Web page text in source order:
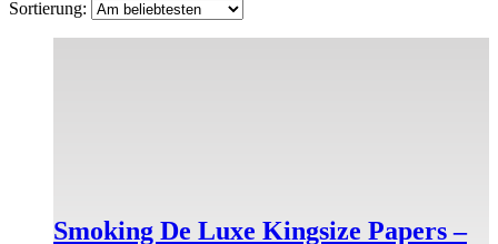
Smoking De Luxe Kingsize Papers –